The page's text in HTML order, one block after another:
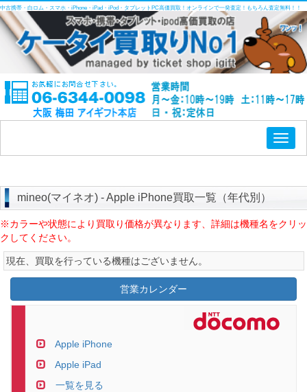
中古携帯・白ロム・スマホ・iPhone・iPad・iPod・タブレットPC高価買取！オンラインで一発査定！もちろん査定無料！！
mineo(マイネオ) - Apple iPhone買取一覧（年代別）
※カラーや状態により買取り価格が異なります、詳細は機種名をクリッ
クしてください。
現在、買取を行っている機種はございません。
営業カレンダー
Apple iPhone
Apple iPad
一覧を見る